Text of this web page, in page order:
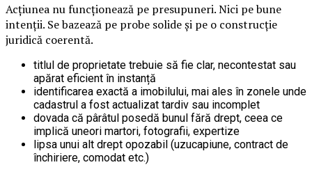
Acțiunea nu funcționează pe presupuneri. Nici pe bune
intenții. Se bazează pe probe solide și pe o construcție
juridică coerentă.
titlul de proprietate trebuie să fie clar, necontestat sau
apărat eficient în instanță
identificarea exactă a imobilului, mai ales în zonele unde
cadastrul a fost actualizat tardiv sau incomplet
dovada că pârâtul posedă bunul fără drept, ceea ce
implică uneori martori, fotografii, expertize
lipsa unui alt drept opozabil (uzucapiune, contract de
închiriere, comodat etc.)